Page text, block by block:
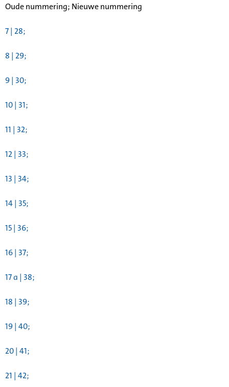
Oude nummering; Nieuwe nummering
7 | 28;
8 | 29;
9 | 30;
10 | 31;
11 | 32;
12 | 33;
13 | 34;
14 | 35;
15 | 36;
16 | 37;
17 a | 38;
18 | 39;
19 | 40;
20 | 41;
21 | 42;